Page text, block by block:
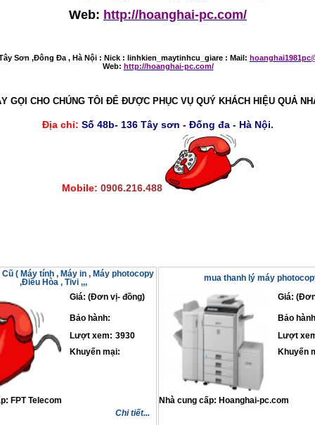
Web: http://hoanghai-pc.com/
Sơn ,Đông Đa , Hà Nội : Nick : linhkien_maytinhcu_giare : Mail:
Web: http://hoanghai-pc.com/
GỌI CHO CHÚNG TÔI ĐỂ ĐƯỢC PHỤC VỤ QUÝ KHÁCH HIỆU QUẢ
Địa chỉ: Số 48b- 136 Tây sơn - Đống đa - Hà Nội.
Mobile: 0906.216.488
( Máy tính , Máy in , Máy photocopy
,Điều Hòa , Tivi ,,,
Giá: (Đơn vị- đồng)
Bảo hành:
Lượt xem: 3930
Khuyến mại:
FPT Telecom
Chi tiết...
mua thanh lý máy
Giá:
Bảo
Lượt
Khuyến
Nhà cung cấp: Hoanghai-pc.com